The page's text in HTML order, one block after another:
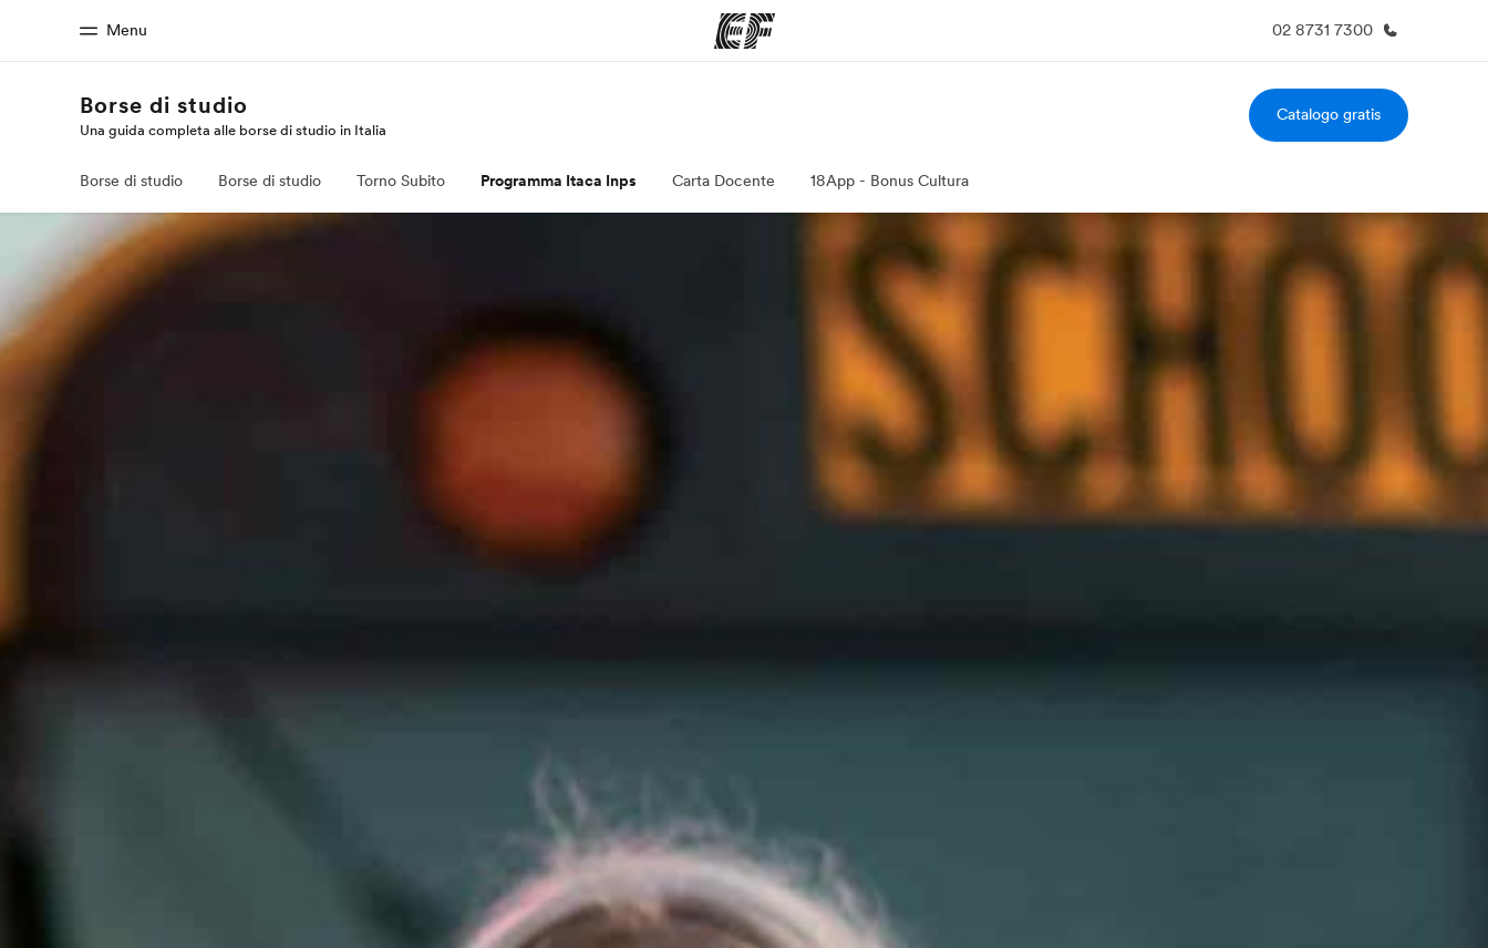
Menu 02 8731 7300
Homepage
Benvenuto alla EF Vedi la nostra offerta Trova l'ufficio più vicino La nostra organizzazione
Carriera
Borse di studio
Una guida completa alle borse di studio in Italia
Catalogo gratis
Borse di studio Borse di studio Torno Subito Programma Itaca Inps Carta Docente 18App - Bonus Cultura